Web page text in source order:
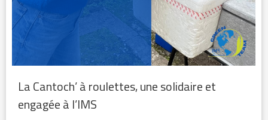
La Cantoch’ à roulettes, une solidaire et
engagée à l’IMS